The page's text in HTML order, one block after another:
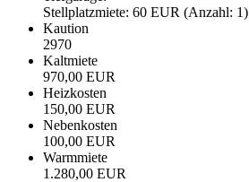
Stellplatzmiete: 60 EUR (Anzahl: 1)
Kaution
2970
Kaltmiete
970,00 EUR
Heizkosten
150,00 EUR
Nebenkosten
100,00 EUR
Warmmiete
1.280,00 EUR